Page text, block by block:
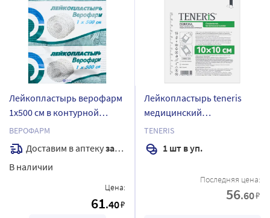
Лейкопластырь верофарм
1х500 см в контурной
упаковке
ВЕРОФАРМ
Доставим в аптекузавтра
В наличии
Цена:
61.40₽
Лейкопластырь teneris
медицинский
фиксирующий на нетканой
основе 10х10 см 1 шт.
TENERIS
1 шт в уп.
Последняя цена:
56.60₽